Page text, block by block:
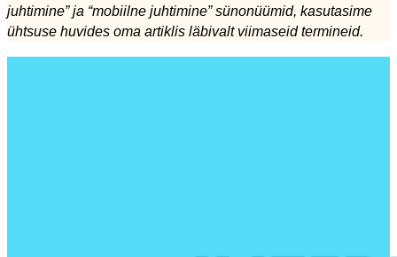
juhtimine” ja “mobiilne juhtimine” sünonüümid, kasutasime
ühtsuse huvides oma artiklis läbivalt viimaseid termineid.